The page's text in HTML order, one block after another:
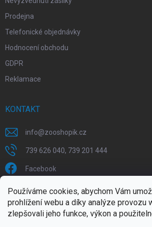
Používáme cookies, abychom Vám
prohlížení webu a díky analýze provozu
zlepšovali jeho funkce, výkon a
Prodejna
Telefonické objednávky
Hodnocení obchodu
GDPR
Reklamace
KONTAKT
info@zooshopik.cz
739 626 040, 739 201 444
Facebook
FACEBOOK